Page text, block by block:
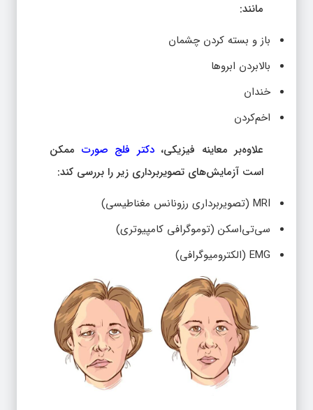
مانند:
باز و بسته کردن چشمان
بالابردن ابروها
خندان
اخم‌کردن
علاوه‌بر معاینه فیزیکی،دکتر فلج صورت ممکن
است آزمایش‌های تصویربرداری زیر را بررسی کند:
MRI (تصویربرداری رزونانس مغناطیسی)
سی‌تی‌اسکن (توموگرافی کامپیوتری)
EMG (الکترومیوگرافی)